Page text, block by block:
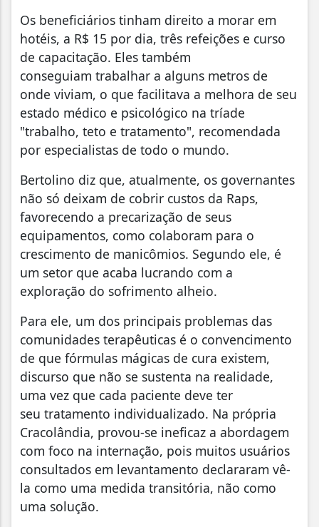
Os beneficiários tinham direito a morar em
hotéis, a R$ 15 por dia, três refeições e curso
de capacitação. Eles também
conseguiam trabalhar a alguns metros de
onde viviam, o que facilitava a melhora de seu
estado médico e psicológico na tríade
"trabalho, teto e tratamento", recomendada
por especialistas de todo o mundo.
Bertolino diz que, atualmente, os governantes
não só deixam de cobrir custos da Raps,
favorecendo a precarização de seus
equipamentos, como colaboram para o
crescimento de manicômios. Segundo ele, é
um setor que acaba lucrando com a
exploração do sofrimento alheio.
Para ele, um dos principais problemas das
comunidades terapêuticas é o convencimento
de que fórmulas mágicas de cura existem,
discurso que não se sustenta na realidade,
uma vez que cada paciente deve ter
seu tratamento individualizado. Na própria
Cracolândia, provou-se ineficaz a abordagem
com foco na internação, pois muitos usuários
consultados em levantamento declararam vê-
la como uma medida transitória, não como
uma solução.